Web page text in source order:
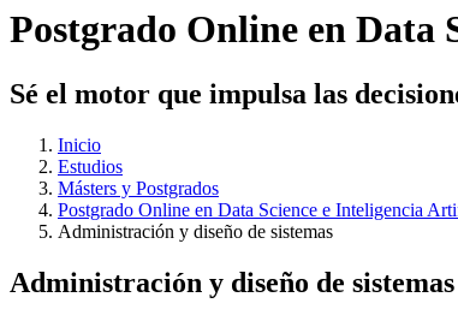
Postgrado Online en Data
Sé el motor que impulsa las
Inicio
Estudios
Másters y Postgrados
Postgrado Online en Data Science e Inteligencia
Administración y diseño de sistemas
Administración y diseño de sistemas